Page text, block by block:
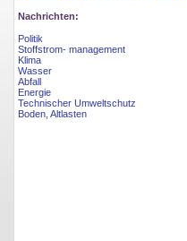
Nachrichten:
Politik
Stoffstrom- management
Klima
Wasser
Abfall
Energie
Technischer Umweltschutz
Boden, Altlasten